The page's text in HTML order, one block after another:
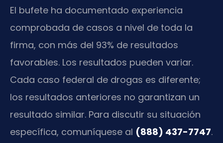
El bufete ha documentado experiencia
comprobada de casos a nivel de toda la
firma, con más del 93% de resultados
favorables. Los resultados pueden variar.
Cada caso federal de drogas es diferente;
los resultados anteriores no garantizan un
resultado similar. Para discutir su situación
específica, comuníquese al (888) 437-7747.